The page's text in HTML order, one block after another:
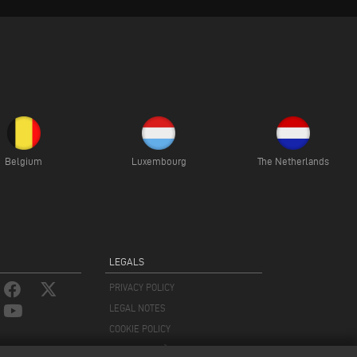
Belgium Luxembourg The Netherlands
LEGALS
PRIVACY POLICY
LEGAL NOTES
COOKIE POLICY